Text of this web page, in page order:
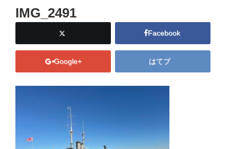
IMG_2491
Facebook
Google+ はてブ